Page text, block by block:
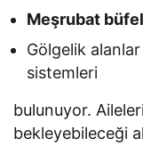
Meşrubat
Gölgelik
sistemleri
bulunuyor.
bekleyebileceği